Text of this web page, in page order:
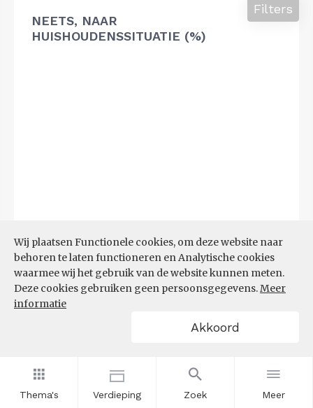
Thema's Verdieping Zoek Meer
Wij plaatsen Functionele cookies, om deze website naar
behoren te laten functioneren en Analytische cookies
waarmee wij het gebruik van de website kunnen meten.
Deze cookies gebruiken geen persoonsgegevens.Meer
informatie
Akkoord
NEETS, NAAR
HUISHOUDENSSITUATIE (%)
Filters